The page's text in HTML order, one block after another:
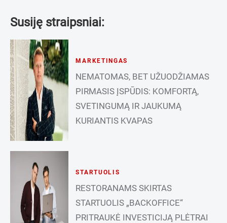
Susiję straipsniai:
MARKETINGAS
NEMATOMAS, BET UŽUODŽIAMAS
PIRMASIS ĮSPŪDIS: KOMFORTĄ,
SVETINGUMĄ IR JAUKUMĄ
KURIANTIS KVAPAS
STARTUOLIS
RESTORANAMS SKIRTAS
STARTUOLIS „BACKOFFICE“
PRITRAUKĖ INVESTICIJĄ PLĖTRAI